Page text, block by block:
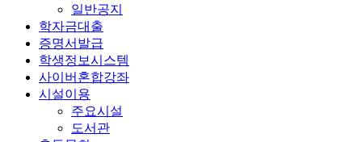
일반공지
학자금대출
증명서발급
학생정보시스템
사이버혼합강좌
시설이용
주요시설
도서관